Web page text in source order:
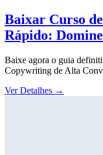
Baixar Curso
Rápido:
Baixe agora o guia
Copywriting de Alta
Ver Detalhes →